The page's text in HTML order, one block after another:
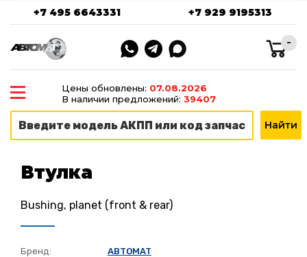
+7 495 6643331 +7 929 9195313
-
Цены обновлены: 07.08.2026
В наличии предложений: 39407
Втулка
Bushing, planet (front & rear)
Бренд: ABTOMAT